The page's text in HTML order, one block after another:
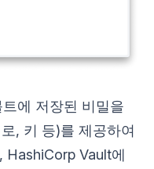
에 저장된 비밀을
, 키 등)를 제공하여
HashiCorp Vault에